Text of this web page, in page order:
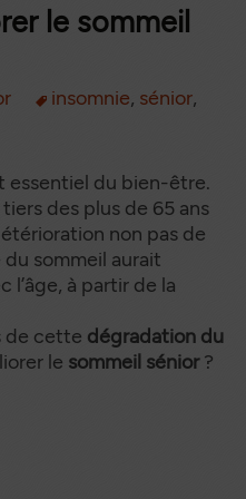
le sommeil
insomnie, sénior,
essentiel du bien-être.
des plus de 65 ans
non pas de
sommeil aurait
l’âge, à partir de la
de cette dégradation du
le sommeil sénior?